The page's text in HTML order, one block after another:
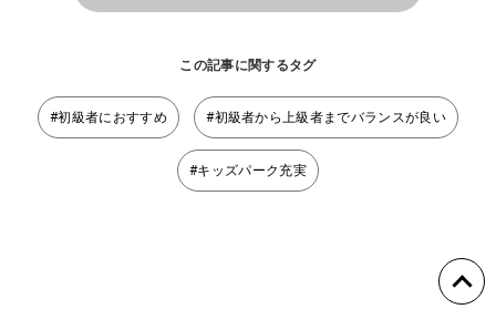
この記事に関するタグ
#初級者におすすめ #初級者から上級者までバランスが良い
#キッズパーク充実